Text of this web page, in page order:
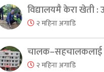
विद्यालयमै केरा खेती :
२ महिना अगाडि
चालक–सहचालकलाई
२ महिना अगाडि